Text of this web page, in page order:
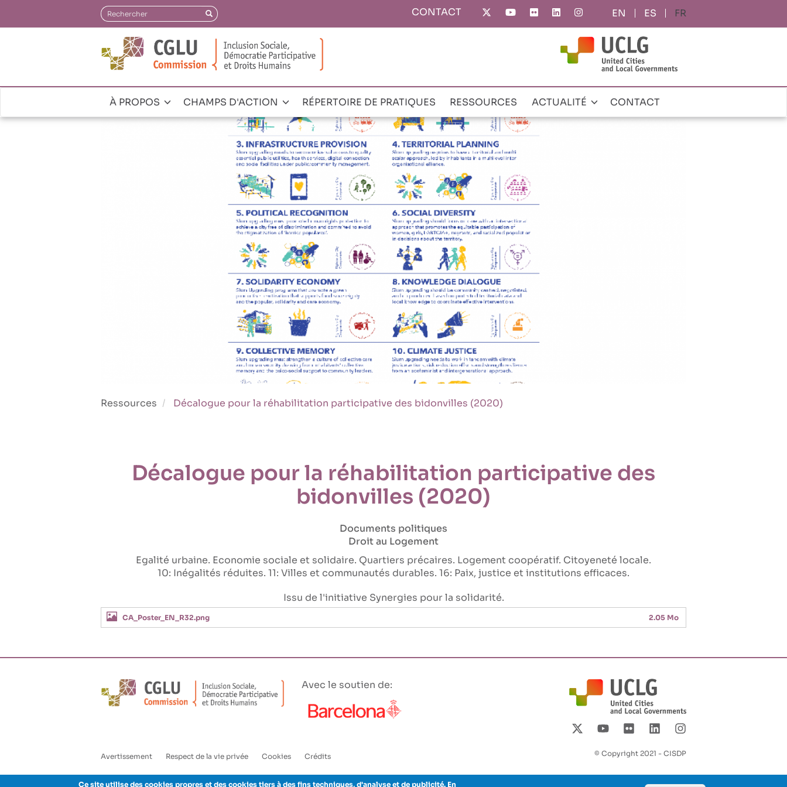
ES FR
Top
CONTACT
Rechercher Rechercher
Navegación
À PROPOS CHAMPS D'ACTION RÉPERTOIRE DE PRATIQUES RESSOURCES ACTUALITÉ CONTACT
Ressources Décalogue pour la réhabilitation participative des bidonvilles (2020)
Décalogue pour la réhabilitation participative des
bidonvilles (2020)
Documents politiques
Droit au Logement
Egalité urbaine Economie sociale et solidaire Quartiers précaires Logement coopératif Citoyeneté locale
10: Inégalités réduites 11: Villes et communautés durables 16: Paix, justice et institutions efficaces
Issu de l'initiative Synergies pour la solidarité.
CA_Poster_EN_R32.png 2.05 Mo
Avec le soutien de:
Enlaces
Avertissement Respect de la vie privée Cookies Crédits © Copyright 2021 - CISDP
Ce site utilise des cookies propres et des cookies tiers à des fins techniques, d'analyse et de publicité. En